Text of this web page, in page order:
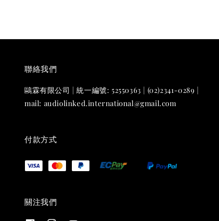
聯絡我們
鷗霖有限公司 | 統一編號: 52550363 | (02)2341-0289 |
mail: audiolinked.international@gmail.com
付款方式
關注我們